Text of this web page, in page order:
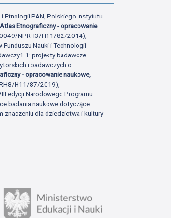
Etnologii PAN, Polskiego Instytutu
Etnograficzny - opracowanie
NPRH3/H11/82/2014),
Nauki i Technologii
projekty badawcze
i badawczych o
- opracowanie naukowe,
H11/87/2019),
edycji Narodowego Programu
badania naukowe dotyczące
znaczeniu dla dziedzictwa i kultury